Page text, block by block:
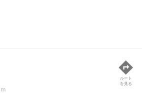
ルート
を見る